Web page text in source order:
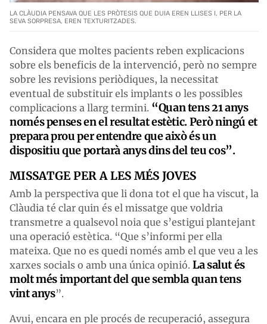
LA CLÀUDIA PENSAVA QUE LES PRÒTESIS QUE DUIA EREN LLISES I, PER LA
SEVA SORPRESA, EREN TEXTURITZADES.
Considera que moltes pacients reben explicacions
sobre els beneficis de la intervenció, però no sempre
sobre les revisions periòdiques, la necessitat
eventual de substituir els implants o les possibles
complicacions a llarg termini. “Quan tens 21 anys
només penses en el resultat estètic. Però ningú et
prepara prou per entendre que això és un
dispositiu que portarà anys dins del teu cos”.
MISSATGE PER A LES MÉS JOVES
Amb la perspectiva que li dona tot el que ha viscut, la
Clàudia té clar quin és el missatge que voldria
transmetre a qualsevol noia que s’estigui plantejant
una operació estètica. “Que s’informi per ella
mateixa. Que no es quedi només amb el que veu a les
xarxes socials o amb una única opinió. La salut és
molt més important del que sembla quan tens
vint anys”.
Avui, encara en ple procés de recuperació, assegura